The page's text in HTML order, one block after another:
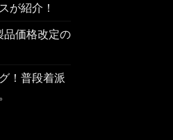
が紹介！
品価格改定の
！普段着派